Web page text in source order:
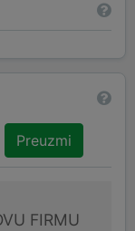
Preuzmi
FIRMU